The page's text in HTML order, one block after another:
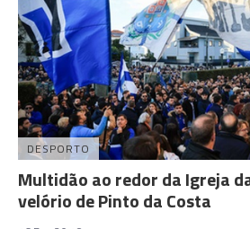
DESPORTO
Multidão ao redor da Igreja
velório de Pinto da Costa